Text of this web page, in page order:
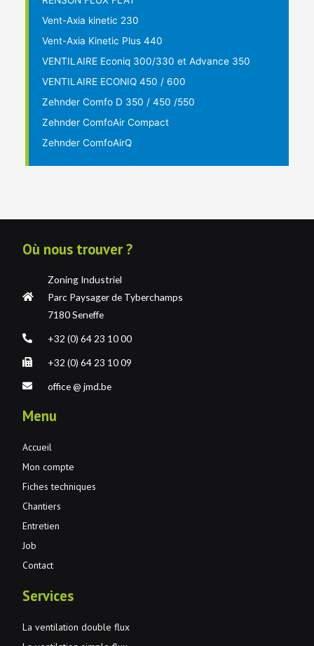
Vent-Axia kinetic 230
Vent-Axia Kinetic Plus 440
VENTILAIRE Econiq 300/330 et Advance 350
VENTILAIRE ECONIQ 450 / 600
Zehnder Comfo D 350 / 450 /550
Zehnder ComfoAir Compact
Zehnder ComfoAirQ
Où nous trouver ?
Zoning Industriel
Parc Paysager de Tyberchamps
7180 Seneffe
+32 (0) 64 23 10 00
+32 (0) 64 23 10 09
office @ jmd.be
Menu
Accueil
Mon compte
Fiches techniques
Chantiers
Entretien
Job
Contact
Services
La ventilation double flux